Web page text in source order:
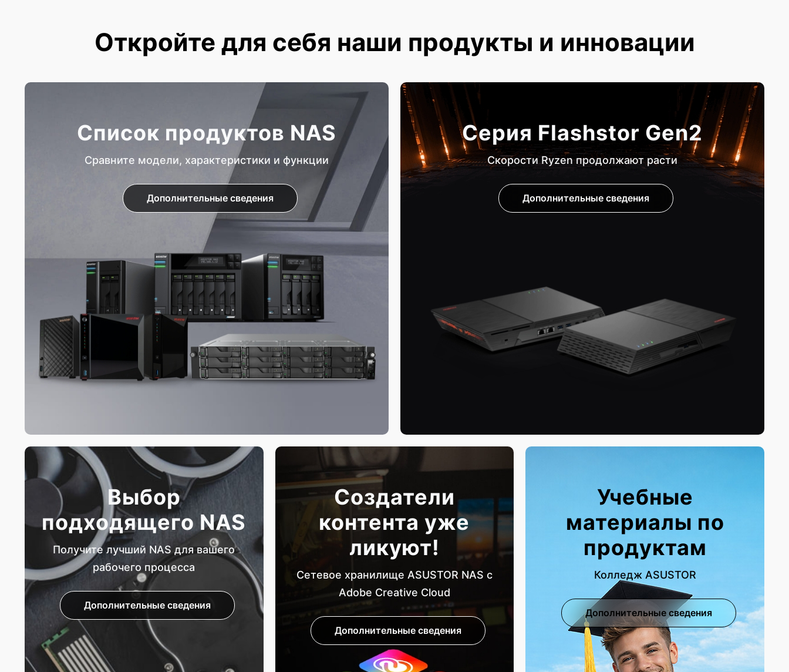
Откройте для себя наши продукты и инновации
Список продуктов NAS
Сравните модели, характеристики и функции
Дополнительные сведения
Серия Flashstor Gen2
Скорости Ryzen продолжают расти
Дополнительные сведения
Выбор
подходящего NAS
Получите лучший NAS для вашего
рабочего процесса
Дополнительные сведения
Создатели
контента уже
ликуют!
Сетевое хранилище ASUSTOR NAS с
Adobe Creative Cloud
Дополнительные сведения
Учебные
материалы по
продуктам
Колледж ASUSTOR
Дополнительные сведения